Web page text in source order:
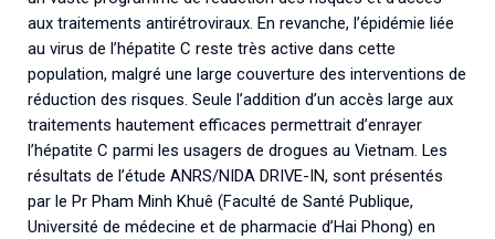
aux traitements antirétroviraux. En revanche, l’épidémie liée
au virus de l’hépatite C reste très active dans cette
population, malgré une large couverture des interventions de
réduction des risques. Seule l’addition d’un accès large aux
traitements hautement efficaces permettrait d’enrayer
l’hépatite C parmi les usagers de drogues au Vietnam. Les
résultats de l’étude ANRS/NIDA DRIVE-IN, sont présentés
par le Pr Pham Minh Khuê (Faculté de Santé Publique,
Université de médecine et de pharmacie d’Hai Phong) en